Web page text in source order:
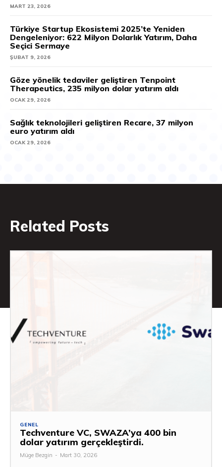
MART 23, 2026
Türkiye Startup Ekosistemi 2025’te Yeniden
Dengeleniyor: 622 Milyon Dolarlık Yatırım, Daha
Seçici Sermaye
ŞUBAT 9, 2026
Göze yönelik tedaviler geliştiren Tenpoint
Therapeutics, 235 milyon dolar yatırım aldı
OCAK 29, 2026
Sağlık teknolojileri geliştiren Recare, 37 milyon
euro yatırım aldı
OCAK 29, 2026
Related Posts
GENEL
Techventure VC, SWAZA’ya 400 bin
dolar yatırım gerçekleştirdi.
Müge Bezgin - Mart 30, 2026